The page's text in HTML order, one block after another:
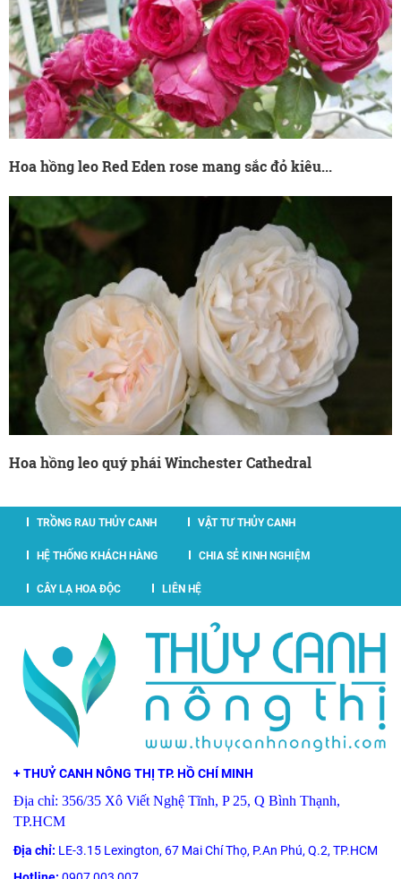
Hoa hồng leo Red Eden rose mang sắc đỏ kiêu...
Hoa hồng leo quý phái Winchester Cathedral
TRỒNG RAU THỦY CANH VẬT TƯ THỦY CANH
HỆ THỐNG KHÁCH HÀNG CHIA SẺ KINH NGHIỆM
CÂY LẠ HOA ĐỘC LIÊN HỆ
+ THUỶ CANH NÔNG THỊ TP. HỒ CHÍ MINH
Địa chỉ: 356/35 Xô Viết Nghệ Tĩnh, P 25, Q Bình Thạnh,
TP.HCM
Địa chỉ: LE-3.15 Lexington, 67 Mai Chí Thọ, P.An Phú, Q.2, TP.HCM